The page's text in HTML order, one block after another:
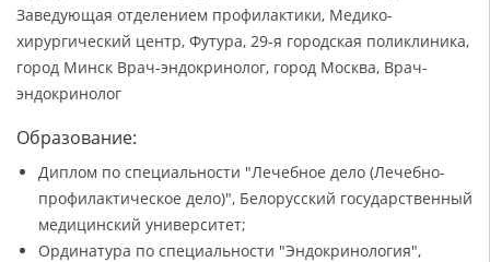
Заведующая отделением профилактики, Медико-
хирургический центр, Футура, 29-я городская поликлиника,
город Минск Врач-эндокринолог, город Москва, Врач-
эндокринолог
Образование:
Диплом по специальности "Лечебное дело (Лечебно-
профилактическое дело)", Белорусский государственный
медицинский университет;
Ординатура по специальности "Эндокринология",